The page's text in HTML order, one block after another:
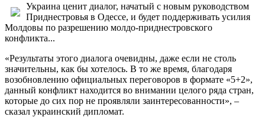
Украина ценит диалог, начатый с новым руководством
Приднестровья в Одессе, и будет поддерживать усилия
Молдовы по разрешению молдо-приднестровского
конфликта...
«Результаты этого диалога очевидны, даже если не столь
значительны, как бы хотелось. В то же время, благодаря
возобновлению официальных переговоров в формате «5+2»,
данный конфликт находится во внимании целого ряда стран,
которые до сих пор не проявляли заинтересованности», –
сказал украинский дипломат.